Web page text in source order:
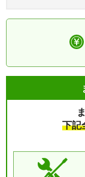
下記